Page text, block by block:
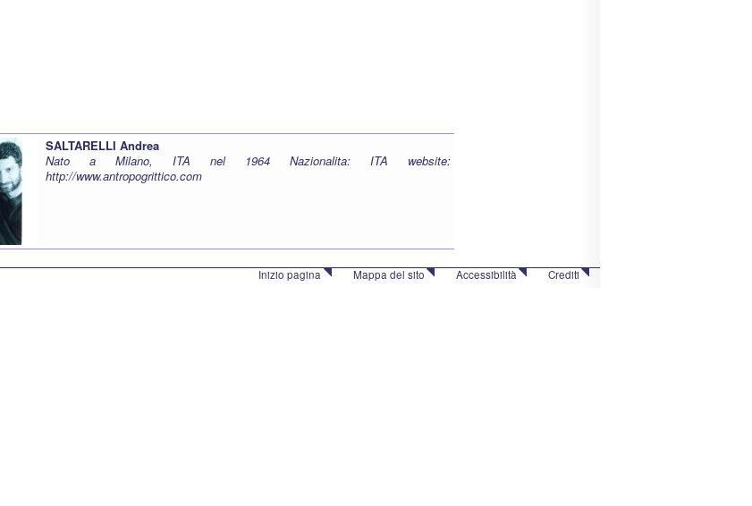
SALTARELLI Andrea
Nato a Milano, ITA nel 1964 Nazionalita: ITA website:
http://www.antropogrittico.com
Inizio pagina Mappa del sito Accessibilità Crediti